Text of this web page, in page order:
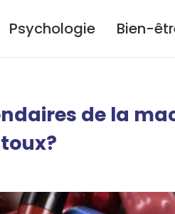
Psychologie Bien-
de la